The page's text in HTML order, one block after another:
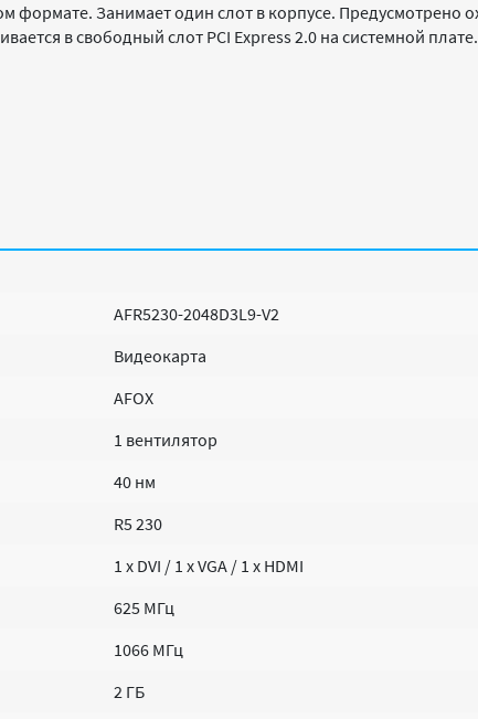
формате. Занимает один слот в корпусе. Предусмотрено
в свободный слот PCI Express 2.0 на системной
AFR5230-2048D3L9-V2
Видеокарта
AFOX
1 вентилятор
40 нм
R5 230
1 х DVI / 1 х VGA / 1 х HDMI
625 МГц
1066 МГц
2 ГБ